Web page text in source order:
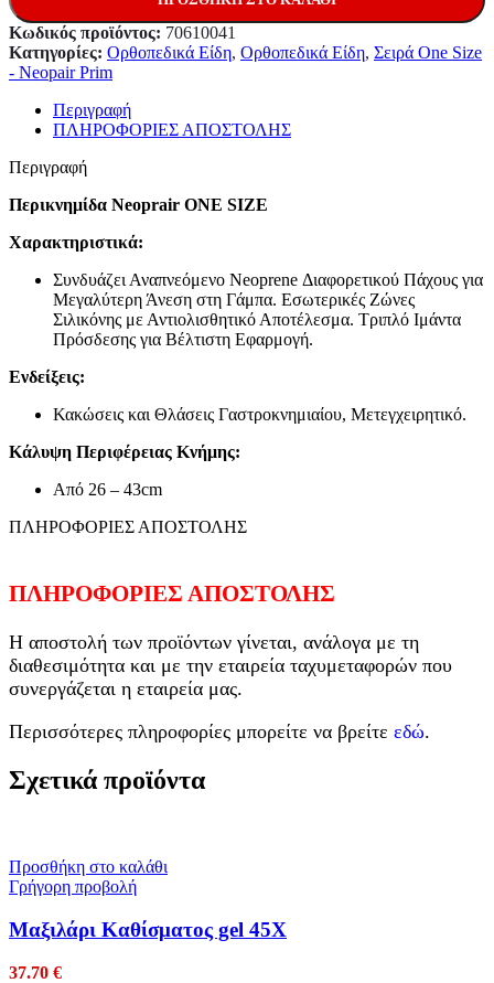
Κωδικός προϊόντος: 70610041
Κατηγορίες: Ορθοπεδικά Είδη, Ορθοπεδικά Είδη, Σειρά One Size
- Neopair Prim
Περιγραφή
ΠΛΗΡΟΦΟΡΙΕΣ ΑΠΟΣΤΟΛΗΣ
Περιγραφή
Περικνημίδα Neoprair ONE SIZE
Χαρακτηριστικά:
Συνδυάζει Αναπνεόμενο Νeoprene Διαφορετικού Πάχους για
Μεγαλύτερη Άνεση στη Γάμπα. Εσωτερικές Ζώνες
Σιλικόνης με Αντιολισθητικό Αποτέλεσμα. Τριπλό Ιμάντα
Πρόσδεσης για Βέλτιστη Εφαρμογή.
Ενδείξεις:
Κακώσεις και Θλάσεις Γαστροκνημιαίου, Μετεγχειρητικό.
Κάλυψη Περιφέρειας Κνήμης:
Aπό 26 – 43cm
ΠΛΗΡΟΦΟΡΙΕΣ ΑΠΟΣΤΟΛΗΣ
ΠΛΗΡΟΦΟΡΙΕΣ ΑΠΟΣΤΟΛΗΣ
Η αποστολή των προϊόντων γίνεται, ανάλογα με τη
διαθεσιμότητα και με την εταιρεία ταχυμεταφορών που
συνεργάζεται η εταιρεία μας.
Περισσότερες πληροφορίες μπορείτε να βρείτε εδώ.
Σχετικά προϊόντα
Προσθήκη στο καλάθι
Γρήγορη προβολή
Mαξιλάρι Καθίσματος gel 45Χ
37.70 €